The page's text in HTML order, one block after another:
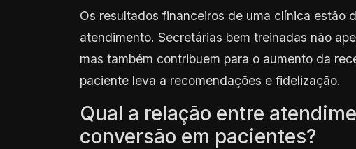
Os resultados financeiros de uma clínica estão
atendimento. Secretárias bem treinadas não
mas também contribuem para o aumento da
paciente leva a recomendações e fidelização.
Qual a relação entre
conversão em pacientes?